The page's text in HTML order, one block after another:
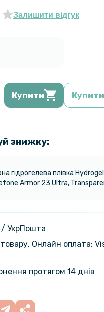
Залишити відгук
Купити
знижку:
гідрогелева плівка Hydrogel
Armor 23 Ultra​​​​,
УкрПошта
Онлайн оплата:
протягом 14 днів